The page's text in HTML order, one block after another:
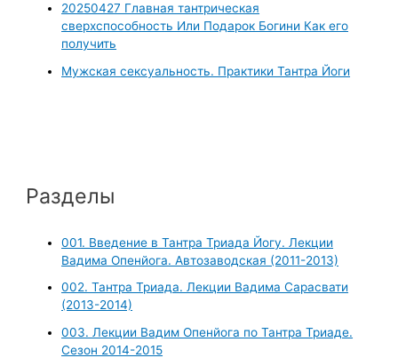
20250427 Главная тантрическая
сверхспособность Или Подарок Богини Как его
получить
Мужская сексуальность. Практики Тантра Йоги
Разделы
001. Введение в Тантра Триада Йогу. Лекции
Вадима Опенйога. Автозаводская (2011-2013)
002. Тантра Триада. Лекции Вадима Сарасвати
(2013-2014)
003. Лекции Вадим Опенйога по Тантра Триаде.
Сезон 2014-2015